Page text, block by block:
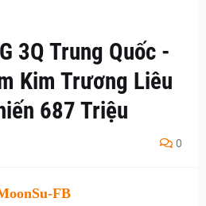
3Q Trung Quốc -
Kim Trương Liêu
687 Triệu
0
FB